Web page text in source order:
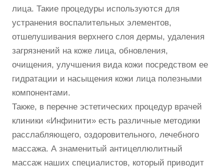
лица. Такие процедуры используются для
устранения воспалительных элементов,
отшелушивания верхнего слоя дермы, удаления
загрязнений на коже лица, обновления,
очищения, улучшения вида кожи посредством ее
гидратации и насыщения кожи лица полезными
компонентами.
Также, в перечне эстетических процедур врачей
клиники «Инфинити» есть различные методики
расслабляющего, оздоровительного, лечебного
массажа. А знаменитый антицеллюлитный
массаж наших специалистов, который приводит